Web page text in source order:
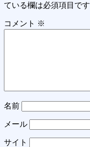
ている欄は必須項目です
コメント ※
名前
メール
サイト